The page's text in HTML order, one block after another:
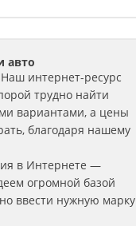
авто
интернет-ресурс
трудно найти
вариантами, а цены
благодаря нашему
в Интернете —
огромной базой
ввести нужную марку